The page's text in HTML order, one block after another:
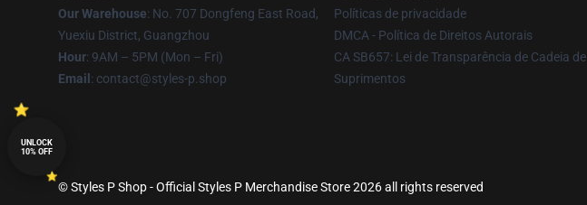
Our Warehouse: No. 707 Dongfeng East Road,
Yuexiu District, Guangzhou
Hour: 9AM – 5PM (Mon – Fri)
Email : contact@styles-p.shop
Políticas de privacidade
DMCA - Política de Direitos Autorais
CA SB657: Lei de Transparência de Cadeia de
Suprimentos
© Styles P Shop - Official Styles P Merchandise Store 2026 all rights reserved
UNLOCK
10% OFF